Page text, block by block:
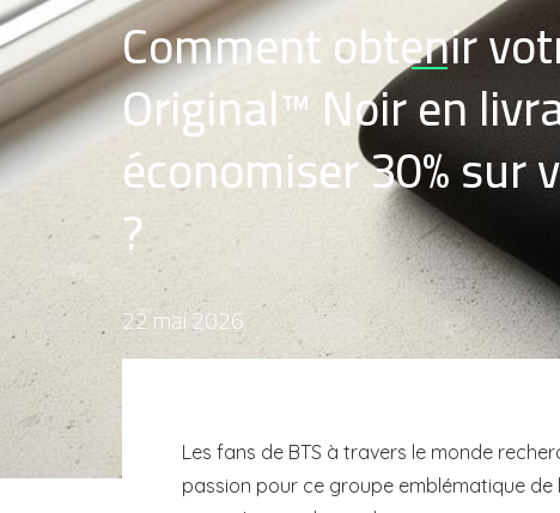
Comment obtenir
Original™ Noir en
économiser 30% sur
?
22 mai 2026
Les fans de BTS à travers le monde
passion pour ce groupe emblématique de